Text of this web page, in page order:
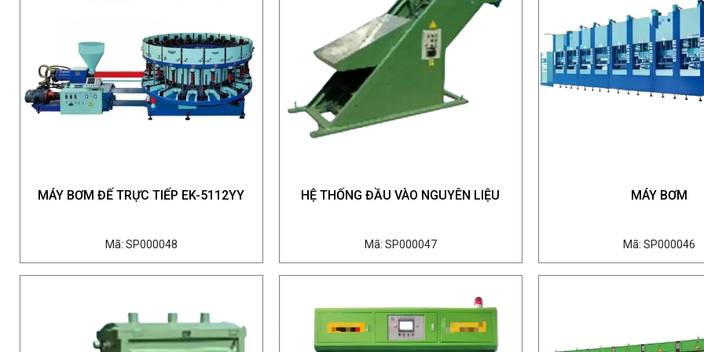
MÁY BƠM ĐẾ TRỰC TIẾP EK-5112YY
Mã: SP000048
HỆ THỐNG ĐẦU VÀO NGUYÊN LIỆU
Mã: SP000047
MÁY BƠM
Mã: SP000046